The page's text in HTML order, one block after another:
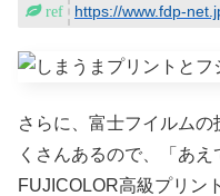
https://www.fdp-
さらに、富士フイルム
くさんあるので、「あ
FUJICOLOR高級プリン